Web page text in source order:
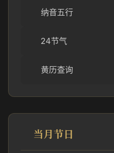
纳音五行
24节气
黄历查询
当月节日